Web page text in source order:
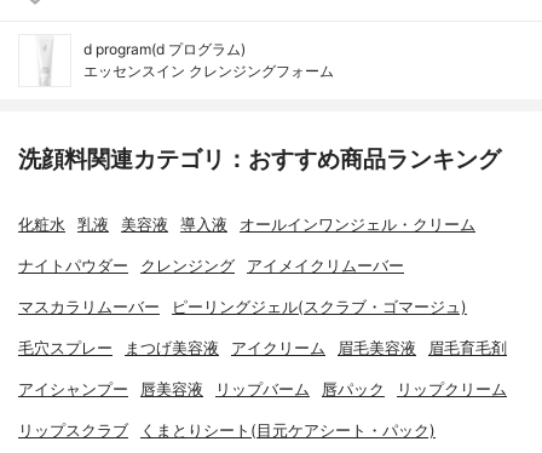
d program(d プログラム)
エッセンスイン クレンジングフォーム
洗顔料関連カテゴリ：おすすめ商品ランキング
化粧水 乳液 美容液 導入液 オールインワンジェル・クリーム
ナイトパウダー クレンジング アイメイクリムーバー
マスカラリムーバー ピーリングジェル(スクラブ・ゴマージュ)
毛穴スプレー まつげ美容液 アイクリーム 眉毛美容液 眉毛育毛剤
アイシャンプー 唇美容液 リップバーム 唇パック リップクリーム
リップスクラブ くまとりシート(目元ケアシート・パック)